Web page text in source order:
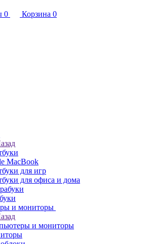
0 Корзина 0
MacBook
для игр
для офиса и дома
и мониторы
и мониторы